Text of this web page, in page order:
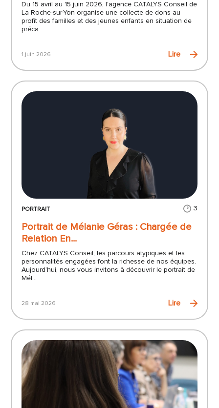
Du 15 avril au 15 juin 2026, l’agence CATALYS Conseil de
La Roche-sur-Yon organise une collecte de dons au
profit des familles et des jeunes enfants en situation de
préca...
1 juin 2026 Lire
PORTRAIT 3
Portrait de Mélanie Géras : Chargée de
Relation En...
Chez CATALYS Conseil, les parcours atypiques et les
personnalités engagées font la richesse de nos équipes.
Aujourd’hui, nous vous invitons à découvrir le portrait de
Mél...
28 mai 2026 Lire